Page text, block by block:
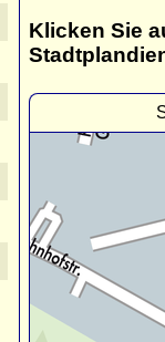
Klicken Sie